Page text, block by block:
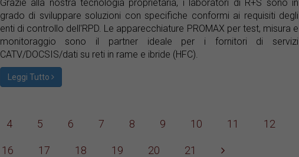
Grazie alla nostra tecnologia proprietaria, i laboratori di R+S sono in
grado di sviluppare soluzioni con specifiche conformi ai requisiti degli
enti di controllo dell'RPD. Le apparecchiature PROMAX per test, misura e
monitoraggio sono il partner ideale per i fornitori di servizi
CATV/DOCSIS/dati su reti in rame e ibride (HFC).
Leggi Tutto
4 5 6 7 8 9 10 11 12
16 17 18 19 20 21